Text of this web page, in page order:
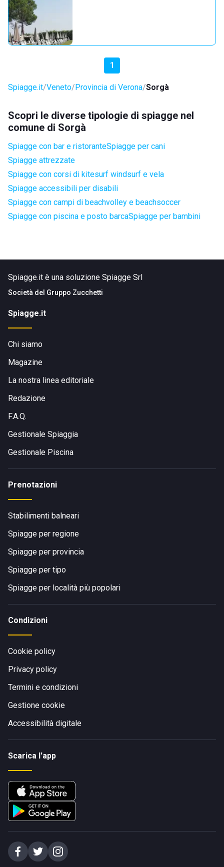
1
Spiagge.it Veneto Provincia di Verona Sorgà
Scopri le diverse tipologie di spiagge nel
comune di Sorgà
Spiagge con bar e ristoranteSpiagge per cani
Spiagge attrezzate
Spiagge con corsi di kitesurf windsurf e vela
Spiagge accessibili per disabili
Spiagge con campi di beachvolley e beachsoccer
Spiagge con piscina e posto barcaSpiagge per bambini
Spiagge.it è una soluzione Spiagge Srl
Società del Gruppo Zucchetti
Spiagge.it
Chi siamo
Magazine
La nostra linea editoriale
Redazione
F.A.Q.
Gestionale Spiaggia
Gestionale Piscina
Prenotazioni
Stabilimenti balneari
Spiagge per regione
Spiagge per provincia
Spiagge per tipo
Spiagge per località più popolari
Condizioni
Cookie policy
Privacy policy
Termini e condizioni
Gestione cookie
Accessibilità digitale
Scarica l'app